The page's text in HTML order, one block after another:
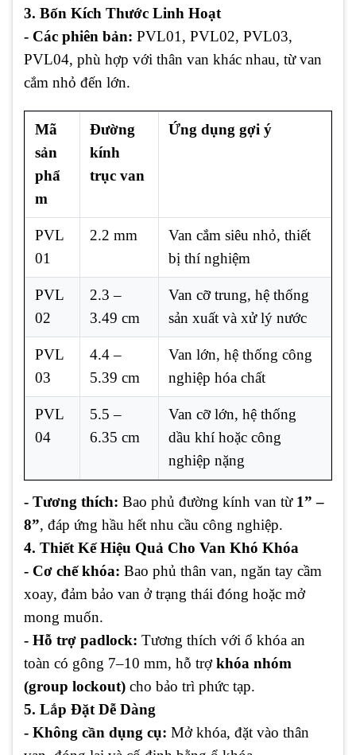
3. Bốn Kích Thước Linh Hoạt
- Các phiên bản: PVL01, PVL02, PVL03,
PVL04, phù hợp với thân van khác nhau, từ van
cắm nhỏ đến lớn.
Mã
sản
phẩ
m
Đường
kính
trục van
Ứng dụng gợi ý
PVL
01
2.2 mm
Van cắm siêu nhỏ, thiết
bị thí nghiệm
PVL
02
2.3 –
3.49 cm
Van cỡ trung, hệ thống
sản xuất và xử lý nước
PVL
03
4.4 –
5.39 cm
Van lớn, hệ thống công
nghiệp hóa chất
PVL
04
5.5 –
6.35 cm
Van cỡ lớn, hệ thống
dầu khí hoặc công
nghiệp nặng
- Tương thích: Bao phủ đường kính van từ 1” –
8”, đáp ứng hầu hết nhu cầu công nghiệp.
4. Thiết Kế Hiệu Quả Cho Van Khó Khóa
- Cơ chế khóa: Bao phủ thân van, ngăn tay cầm
xoay, đảm bảo van ở trạng thái đóng hoặc mở
mong muốn.
- Hỗ trợ padlock: Tương thích với ổ khóa an
toàn có gông 7–10 mm, hỗ trợkhóa nhóm
(group lockout) cho bảo trì phức tạp.
5. Lắp Đặt Dễ Dàng
- Không cần dụng cụ: Mở khóa, đặt vào thân